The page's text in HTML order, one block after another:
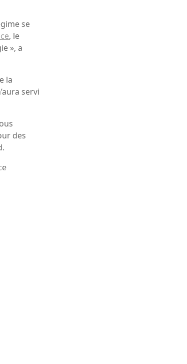
se
, le
», a
la
servi
des